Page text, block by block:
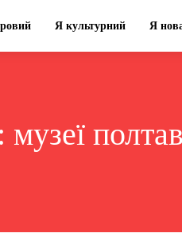
Я культурний Я
музеї